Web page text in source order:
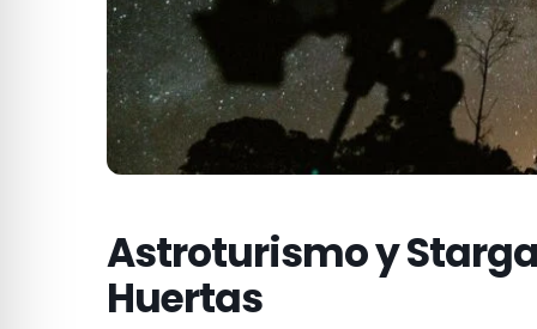
Astroturismo y
Huertas